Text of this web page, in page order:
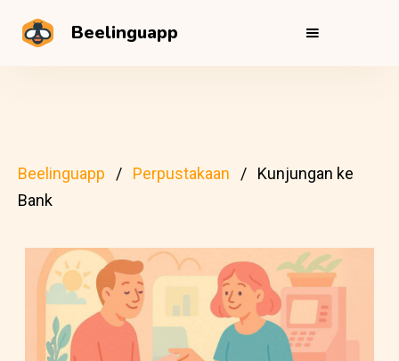
Beelinguapp
Beelinguapp Perpustakaan
Kunjungan ke
Bank